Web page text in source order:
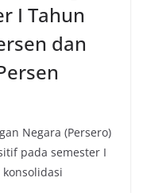
I Tahun
dan
Negara (Persero)
pada semester I